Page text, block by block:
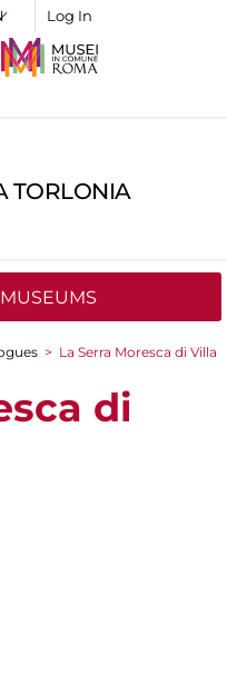
Log In
TORLONIA
> La Serra Moresca di Villa
di